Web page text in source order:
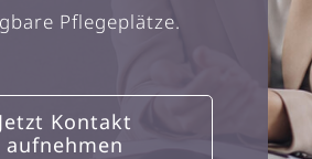
Pflegeplätze.
Jetzt Kontakt
aufnehmen